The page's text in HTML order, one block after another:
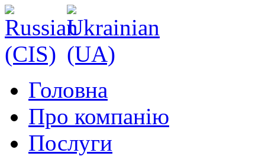
Головна
Про компанію
Послуги